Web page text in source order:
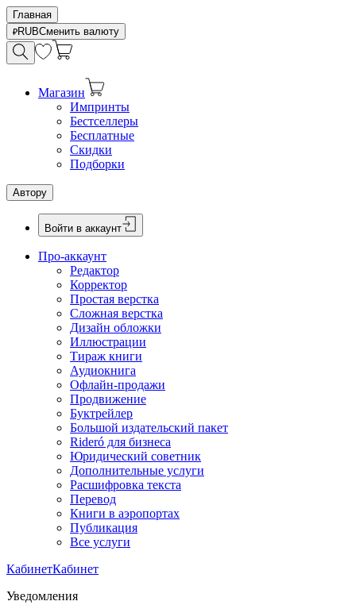
Главная
RUBСменить валюту
Магазин
Импринты
Бестселлеры
Бесплатные
Скидки
Подборки
Автору
Войти в аккаунт
Про-аккаунт
Редактор
Корректор
Простая верстка
Сложная верстка
Дизайн обложки
Иллюстрации
Тираж книги
Аудиокнига
Офлайн-продажи
Продвижение
Буктрейлер
Большой издательский пакет
Rideró для бизнеса
Юридический советник
Дополнительные услуги
Расшифровка текста
Перевод
Книги в аэропортах
Публикация
Все услуги
КабинетКабинет
Уведомления